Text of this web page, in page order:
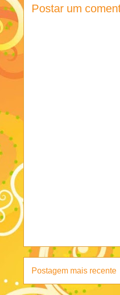
Postar um
Postagem mais recente